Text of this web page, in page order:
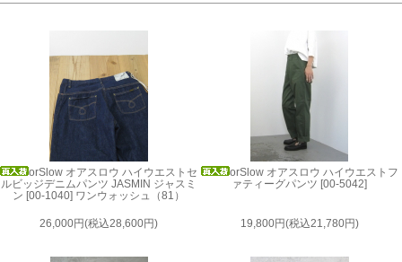
orSlow オアスロウ ハイウエストセ
ルビッジデニムパンツ JASMIN ジャスミ
ン [00-1040] ワンウォッシュ（81）
26,000円(税込28,600円)
orSlow オアスロウ ハイウエストフ
ァティーグパンツ [00-5042]
19,800円(税込21,780円)